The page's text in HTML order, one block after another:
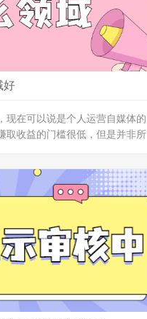
好
现在可以说是个人运营自媒体的
取收益的门槛很低，但是并非所
、快手还是头条号、百家号，
还是涨粉速度，最多，最快的肯
春花、蜀中桃子姐，还是陈说美
超过上千万，账号估值更是不